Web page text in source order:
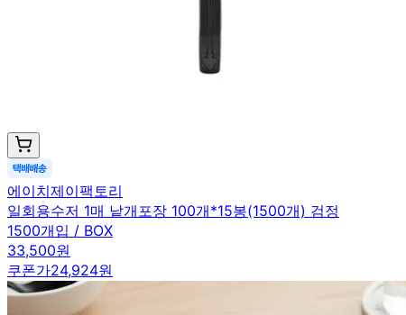
에이치제이팩토리
일회용수저 1매 낱개포장 100개*15봉(1500개) 검정
1500개입 / BOX
33,500원
쿠폰가24,924원